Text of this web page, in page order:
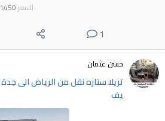
السعر 1450
1
حسن عثمان
يف